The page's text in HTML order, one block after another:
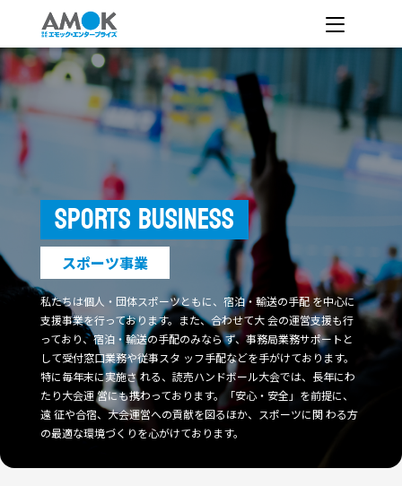
SPORTS BUSINESS
スポーツ事業
私たちは個人・団体スポーツともに、宿泊・輸送の手配を中心に
支援事業を行っております。また、合わせて大会の運営支援も行
っており、宿泊・輸送の手配のみならず、事務局業務サポートと
して受付窓口業務や従事スタ ッフ手配などを手がけております。
特に毎年末に実施される、読売ハンドボール大会では、長年にわ
たり大会運営にも携わっております。「安心・安全」を前提に、
遠征や合宿、大会運営への貢献を図るほか、スポーツに関わる方
の最適な環境づくりを心がけております。